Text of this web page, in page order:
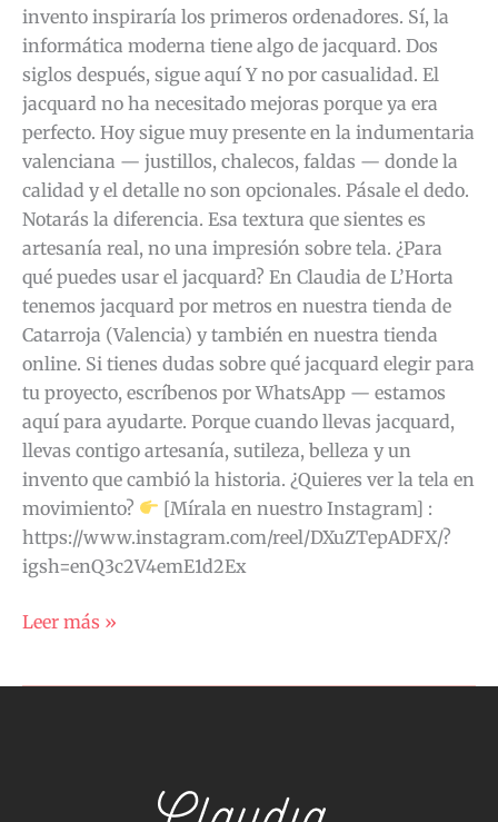
invento inspiraría los primeros ordenadores. Sí, la
informática moderna tiene algo de jacquard. Dos
siglos después, sigue aquí Y no por casualidad. El
jacquard no ha necesitado mejoras porque ya era
perfecto. Hoy sigue muy presente en la indumentaria
valenciana — justillos, chalecos, faldas — donde la
calidad y el detalle no son opcionales. Pásale el dedo.
Notarás la diferencia. Esa textura que sientes es
artesanía real, no una impresión sobre tela. ¿Para
qué puedes usar el jacquard? En Claudia de L’Horta
tenemos jacquard por metros en nuestra tienda de
Catarroja (Valencia) y también en nuestra tienda
online. Si tienes dudas sobre qué jacquard elegir para
tu proyecto, escríbenos por WhatsApp — estamos
aquí para ayudarte. Porque cuando llevas jacquard,
llevas contigo artesanía, sutileza, belleza y un
invento que cambió la historia. ¿Quieres ver la tela en
movimiento?
[Mírala en nuestro Instagram] :
https://www.instagram.com/reel/DXuZTepADFX/?
igsh=enQ3c2V4emE1d2Ex
Leer más »